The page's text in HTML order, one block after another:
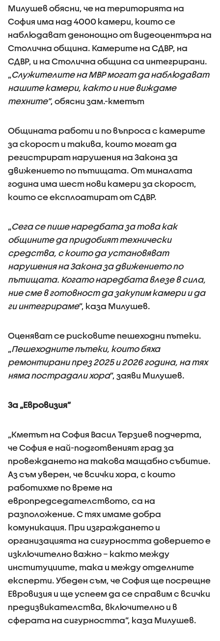
Милушев обясни, че на територията на
София има над 4000 камери, които се
наблюдават денонощно от видеоцентъра на
Столична община. Камерите на СДВР, на
СДВР, и на Столична община са интегрирани.
„Служителите на МВР могат да наблюдават
нашите камери, както и ние виждаме
техните”, обясни зам.-кметът
Общината работи и по въпроса с камерите
за скорост и такива, които могат да
регистрират нарушения на Закона за
движението по пътищата. От миналата
година има шест нови камери за скорост,
които се експлоатират от СДВР.
„Сега се пише наредбата за това как
общините да придобият технически
средства, с които да установяват
нарушения на Закона за движението по
пътищата. Когато наредбата влезе в сила,
ние сме в готовност да закупим камери и да
ги интегрираме”, каза Милушев.
Оценяват се рисковите пешеходни пътеки.
„Пешеходните пътеки, които бяха
ремонтирани през 2025 и 2026 година, на тях
няма пострадали хора”, заяви Милушев.
За „Евровизия”
„Кметът на София Васил Терзиев подчерта,
че София е най-подготвеният град за
провеждането на такова мащабно събитие.
Аз съм уверен, че всички хора, с които
работихме по време на
европредседателството, са на
разположение. С тях имаме добра
комуникация. При изграждането и
организацията на сигурността доверието е
изключително важно – както между
институциите, така и между отделните
експерти. Убеден съм, че София ще посрещне
Евровизия и ще успеем да се справим с всички
предизвикателства, включително и в
сферата на сигурността”, каза Милушев.